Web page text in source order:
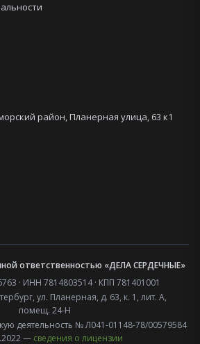
район,Планерная улица, 63 к1
ответственностью «ДЕЛА СЕРДЕЧНЫЕ»
· ИНН 7814803514 · КПП 781401001
ул. Планерная, д. 63, к. 1, лит. А,
помещ. 24-Н
деятельность № Л041-01148-78/00579584
— сведения о лицензии